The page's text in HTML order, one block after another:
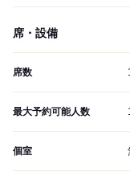
席・設備
席数
最大予約可能人数
個室